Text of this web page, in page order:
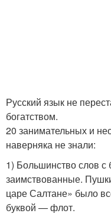
Русский язык не
богатством.
20 занимательных и
наверняка не знали:
1) Большинство слов
заимствованные.
царе Салтане» было
буквой — флот.